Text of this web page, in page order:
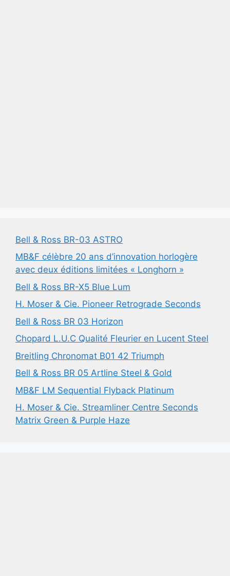
Bell & Ross BR-03 ASTRO
MB&F célèbre 20 ans d’innovation horlogère
avec deux éditions limitées « Longhorn »
Bell & Ross BR-X5 Blue Lum
H. Moser & Cie. Pioneer Retrograde Seconds
Bell & Ross BR 03 Horizon
Chopard L.U.C Qualité Fleurier en Lucent Steel
Breitling Chronomat B01 42 Triumph
Bell & Ross BR 05 Artline Steel & Gold
MB&F LM Sequential Flyback Platinum
H. Moser & Cie. Streamliner Centre Seconds
Matrix Green & Purple Haze